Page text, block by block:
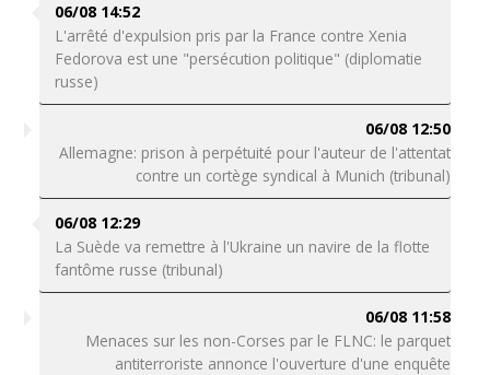
06/08 14:52
L'arrêté d'expulsion pris par la France contre Xenia
Fedorova est une "persécution politique" (diplomatie
russe)
06/08 12:50
Allemagne: prison à perpétuité pour l'auteur de l'attentat
contre un cortège syndical à Munich (tribunal)
06/08 12:29
La Suède va remettre à l'Ukraine un navire de la flotte
fantôme russe (tribunal)
06/08 11:58
Menaces sur les non-Corses par le FLNC: le parquet
antiterroriste annonce l'ouverture d'une enquête